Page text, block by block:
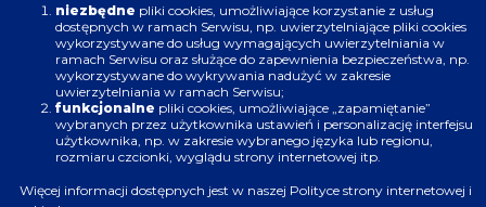
Budownictwo
Produkcja
Infrastruktura
niezbędne pliki cookies, umożliwiające korzystanie z usług
dostępnych w ramach Serwisu, np. uwierzytelniające pliki cookies
wykorzystywane do usług wymagających uwierzytelniania w
ramach Serwisu oraz służące do zapewnienia bezpieczeństwa, np.
wykorzystywane do wykrywania nadużyć w zakresie
uwierzytelniania w ramach Serwisu;
funkcjonalne pliki cookies, umożliwiające „zapamiętanie”
wybranych przez użytkownika ustawień i personalizację interfejsu
użytkownika, np. w zakresie wybranego języka lub regionu,
rozmiaru czcionki, wyglądu strony internetowej itp.
Więcej informacji dostępnych jest w naszej Polityce strony internetowej i